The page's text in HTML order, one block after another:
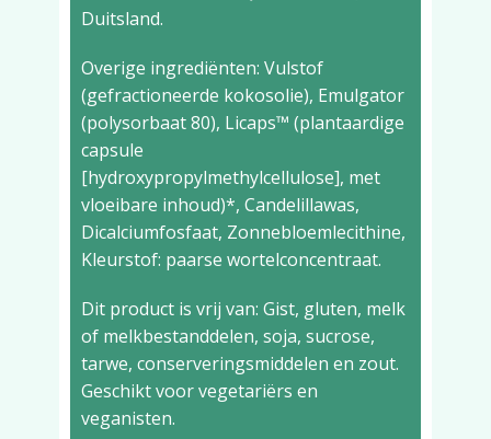
Duitsland.
Overige ingrediënten: Vulstof
(gefractioneerde kokosolie), Emulgator
(polysorbaat 80), Licaps™ (plantaardige
capsule
[hydroxypropylmethylcellulose], met
vloeibare inhoud)*, Candelillawas,
Dicalciumfosfaat, Zonnebloemlecithine,
Kleurstof: paarse wortelconcentraat.
Dit product is vrij van: Gist, gluten, melk
of melkbestanddelen, soja, sucrose,
tarwe, conserveringsmiddelen en zout.
Geschikt voor vegetariërs en
veganisten.